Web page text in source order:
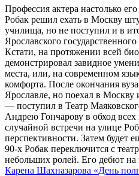
Профессия актера настолько
Робак решил ехать в Москву
училища, но не поступил и в
Ярославского
Кстати, на протяжении всей
демонстрировал завидное
места, или, на современном
комфорта. После окончания
Ярославле, но поехал в Москву
— поступил в Театр
Андрею Гончарову в обход всех
случайной встречи на улице
перспективности. Затем будет
90-х Робак переключится с
небольших ролей. Его дебют
Карена Шахназарова «День